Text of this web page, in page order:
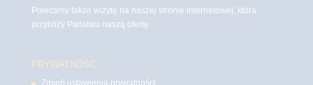
Polecamy także wizytę na naszej stronie internetowej, która
przybliży Państwu naszą ofertę.
PRYWATNOŚĆ
Zmień ustawienia prywatności